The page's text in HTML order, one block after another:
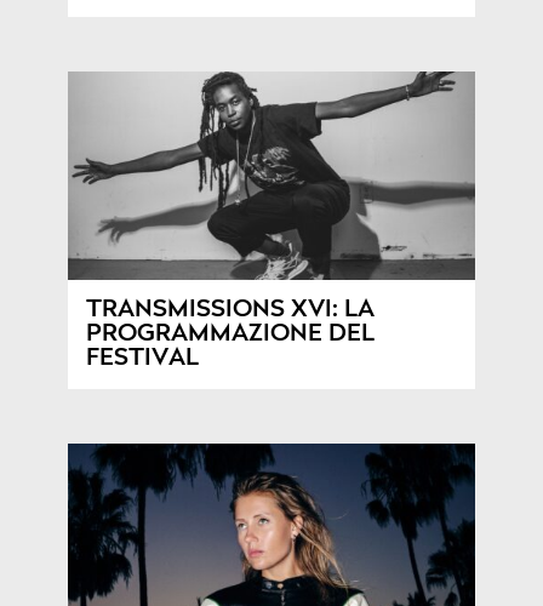
TRANSMISSIONS XVI: LA
PROGRAMMAZIONE DEL
FESTIVAL